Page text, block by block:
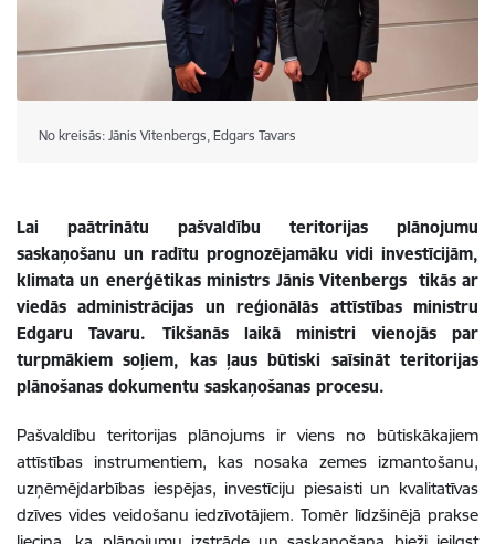
No kreisās: Jānis Vitenbergs, Edgars Tavars
Lai paātrinātu pašvaldību teritorijas plānojumu
saskaņošanu un radītu prognozējamāku vidi investīcijām,
klimata un enerģētikas ministrs Jānis Vitenbergs tikās ar
viedās administrācijas un reģionālās attīstības ministru
Edgaru Tavaru. Tikšanās laikā ministri vienojās par
turpmākiem soļiem, kas ļaus būtiski saīsināt teritorijas
plānošanas dokumentu saskaņošanas procesu.
Pašvaldību teritorijas plānojums ir viens no būtiskākajiem
attīstības instrumentiem, kas nosaka zemes izmantošanu,
uzņēmējdarbības iespējas, investīciju piesaisti un kvalitatīvas
dzīves vides veidošanu iedzīvotājiem. Tomēr līdzšinējā prakse